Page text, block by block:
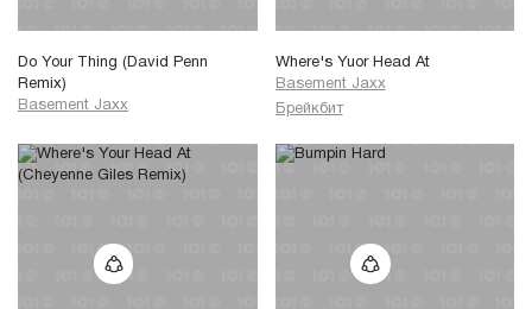
Do Your Thing (David Penn
Remix)
Basement Jaxx
Where's Yuor Head At
Basement Jaxx
Брейкбит